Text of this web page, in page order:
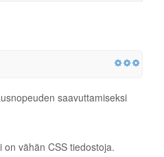
saavuttamiseksi
on vähän CSS tiedostoja.